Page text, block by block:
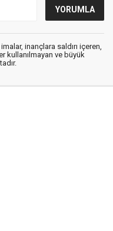
inançlara saldırı içeren,
kullanılmayan ve büyük